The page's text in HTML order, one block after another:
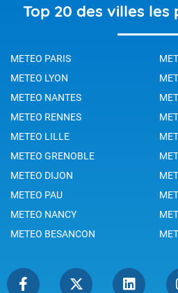
Top 20 des villes les
METEO PARIS
METEO LYON
METEO NANTES
METEO RENNES
METEO LILLE
METEO GRENOBLE
METEO DIJON
METEO PAU
METEO NANCY
METEO BESANCON